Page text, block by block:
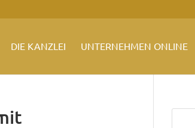
DIE KANZLEI UNTERNEHMEN ONLINE